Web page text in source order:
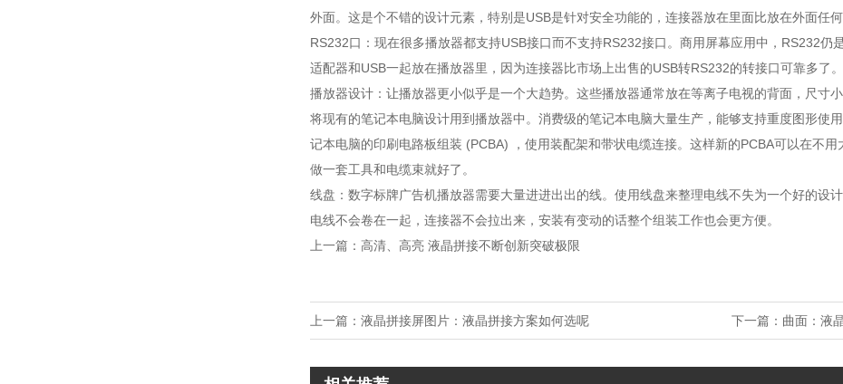
外面。这是个不错的设计元素，特别是USB是针对安全功能的，连接器放在里面比放在外面任何
RS232口：现在很多播放器都支持USB接口而不支持RS232接口。商用屏幕应用中，RS232仍
适配器和USB一起放在播放器里，因为连接器比市场上出售的USB转RS232的转接口可靠多了。
播放器设计：让播放器更小似乎是一个大趋势。这些播放器通常放在等离子电视的背面，尺寸
将现有的笔记本电脑设计用到播放器中。消费级的笔记本电脑大量生产，能够支持重度图形使
记本电脑的印刷电路板组装 (PCBA) ，使用装配架和带状电缆连接。这样新的PCBA可以在不
做一套工具和电缆束就好了。
线盘：数字标牌广告机播放器需要大量进进出出的线。使用线盘来整理电线不失为一个好的设
电线不会卷在一起，连接器不会拉出来，安装有变动的话整个组装工作也会更方便。
上一篇：高清、高亮 液晶拼接不断创新突破极限
上一篇： 液晶拼接屏图片：液晶拼接方案如何选呢 下一篇： 曲面：液